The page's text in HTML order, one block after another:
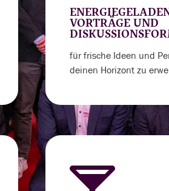
VORTRÄGE UND
für frische Ideen und
deinen Horizont zu